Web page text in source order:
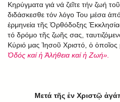
Κηρύγματα γιά νά ζεῖτε τήν ζωή
διδάσκεσθε τόν λόγο Του μέσα
ἑρμηνεία τῆς Ὀρθόδοξης
τό δρόμο τῆς ζωῆς σας,
Κύριό μας Ἰησοῦ Χριστό, ὁ ὁποῖος
Ὁδός καί ἡ Ἀλήθεια καί ἡ Ζωή».
Μετά τῆς ἐν Χριστῷ